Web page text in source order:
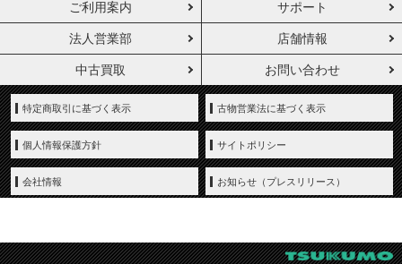
ご利用案内 サポート
法人営業部 店舗情報
中古買取 お問い合わせ
特定商取引に基づく表示 古物営業法に基づく表示
個人情報保護方針 サイトポリシー
会社情報 お知らせ（プレスリリース）